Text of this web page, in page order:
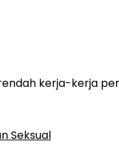
kerja-kerja